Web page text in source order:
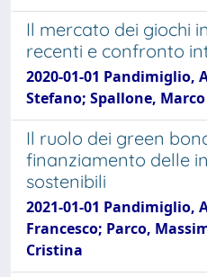
Il mercato dei giochi
recenti e confronto
2020-01-01 Pandimiglio,
Stefano; Spallone, Marco
Il ruolo dei green
finanziamento delle
sostenibili
2021-01-01 Pandimiglio,
Francesco; Parco,
Cristina